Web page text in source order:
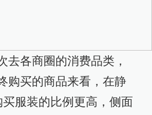
去各商圈的消费品类，
购买的商品来看，在静
服装的比例更高，侧面